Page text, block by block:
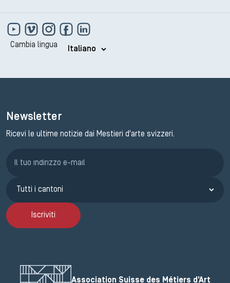
Cambia lingua
Newsletter
Ricevi le ultime notizie dai Mestieri d'arte svizzeri.
Iscriviti
Association Suisse des Métiers d'Art